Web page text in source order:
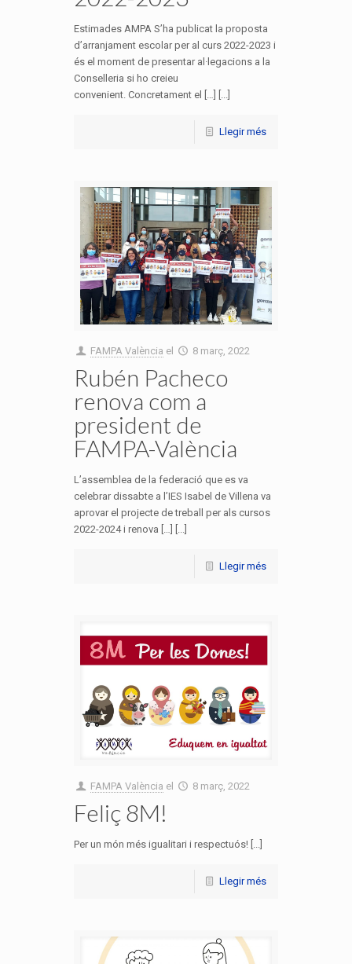
Estimades AMPA S’ha publicat la proposta
d’arranjament escolar per al curs 2022-2023 i
és el moment de presentar al·legacions a la
Conselleria si ho creieu
convenient. Concretament el […] [...]
Llegir més
FAMPA València el 8 març, 2022
Rubén Pacheco
renova com a
president de
FAMPA-València
L’assemblea de la federació que es va
celebrar dissabte a l’IES Isabel de Villena va
aprovar el projecte de treball per als cursos
2022-2024 i renova […] [...]
Llegir més
FAMPA València el 8 març, 2022
Feliç 8M!
Per un món més igualitari i respectuós! [...]
Llegir més